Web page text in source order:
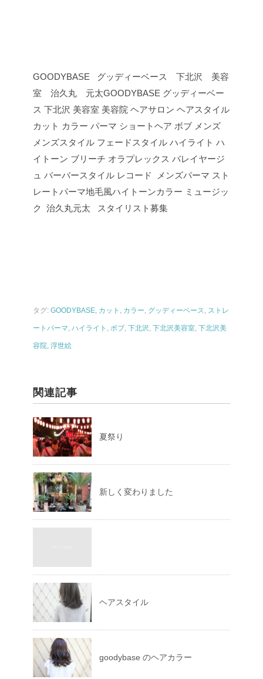
GOODYBASE グッディーベース 下北沢 美容
室 治久丸 元太GOODYBASE グッディーベー
ス 下北沢 美容室 美容院 ヘアサロン ヘアスタイル
カット カラー パーマ ショートヘア ボブ メンズ
メンズスタイル フェードスタイル ハイライト ハ
イトーン ブリーチ オラプレックス バレイヤージ
ュ バーバースタイル レコード メンズパーマ スト
レートパーマ地毛風ハイトーンカラー ミュージッ
ク 治久丸元太 スタイリスト募集
タグ: GOODYBASE, カット , カラー, グッディーベース, ストレ
ートパーマ, ハイライト , ボブ, 下北沢, 下北沢美容室, 下北沢美
容院, 浮世絵
関連記事
夏祭り
新しく変わりました
ヘアスタイル
goodybase のヘアカラー